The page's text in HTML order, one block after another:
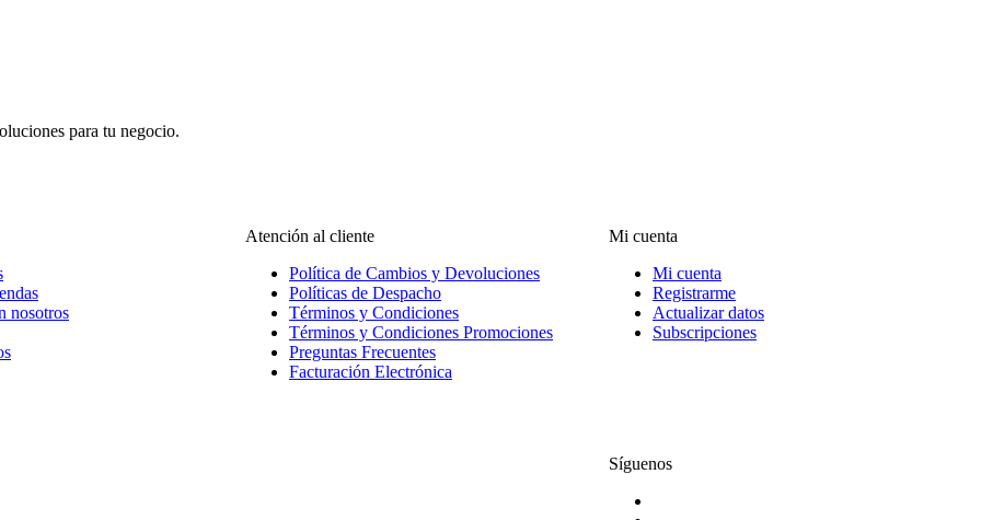
para tu negocio.
nosotros
Atención al cliente
Política de Cambios y Devoluciones
Políticas de Despacho
Términos y Condiciones
Términos y Condiciones Promociones
Preguntas Frecuentes
Facturación Electrónica
Mi cuenta
Mi cuenta
Registrarme
Actualizar datos
Subscripciones
Síguenos